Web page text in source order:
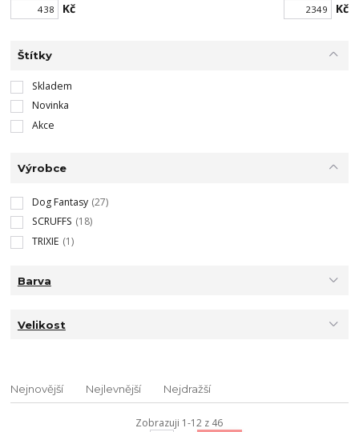
Kč Kč
Štítky
Skladem
Novinka
Akce
Výrobce
Dog Fantasy (27)
SCRUFFS (18)
TRIXIE (1)
Barva
Velikost
Nejnovější Nejlevnější Nejdražší
Zobrazuji 1-12 z 46